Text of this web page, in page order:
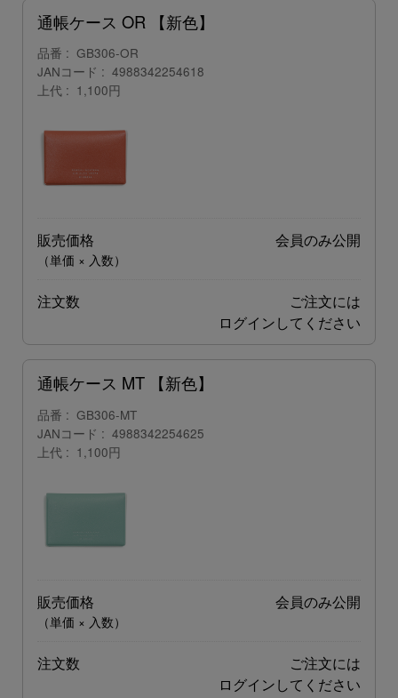
通帳ケース OR 【新色】
品番
GB306-OR
JANコード
4988342254618
上代
1,100円
販売価格
（単価 × 入数）
会員のみ公開
注文数
ご注文には
ログインしてください
通帳ケース MT 【新色】
品番
GB306-MT
JANコード
4988342254625
上代
1,100円
販売価格
（単価 × 入数）
会員のみ公開
注文数
ご注文には
ログインしてください